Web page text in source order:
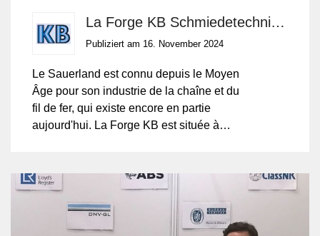
La Forge KB Schmiedetechnik GmbH
Publiziert am 16. November 2024
Le Sauerland est connu depuis le Moyen
Âge pour son industrie de la chaîne et du
fil de fer, qui existe encore en partie
aujourd'hui. La Forge KB est située à
historique des couteaux) et Dortmund (la
ville du football), à deux heures de route
des frontières belge et néerlandaise.